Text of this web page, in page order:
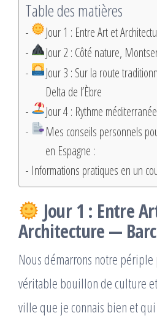
Table des matières
Jour 1 : Entre Art et
Jour 2 : Côté nature,
Jour 3 : Sur la route
Delta de l’Èbre
Jour 4 : Rythme
Mes conseils personnels
en Espagne :
Informations pratiques en un
Jour 1 : Entre
Architecture —
Nous démarrons notre périple
véritable bouillon de culture
ville que je connais bien et